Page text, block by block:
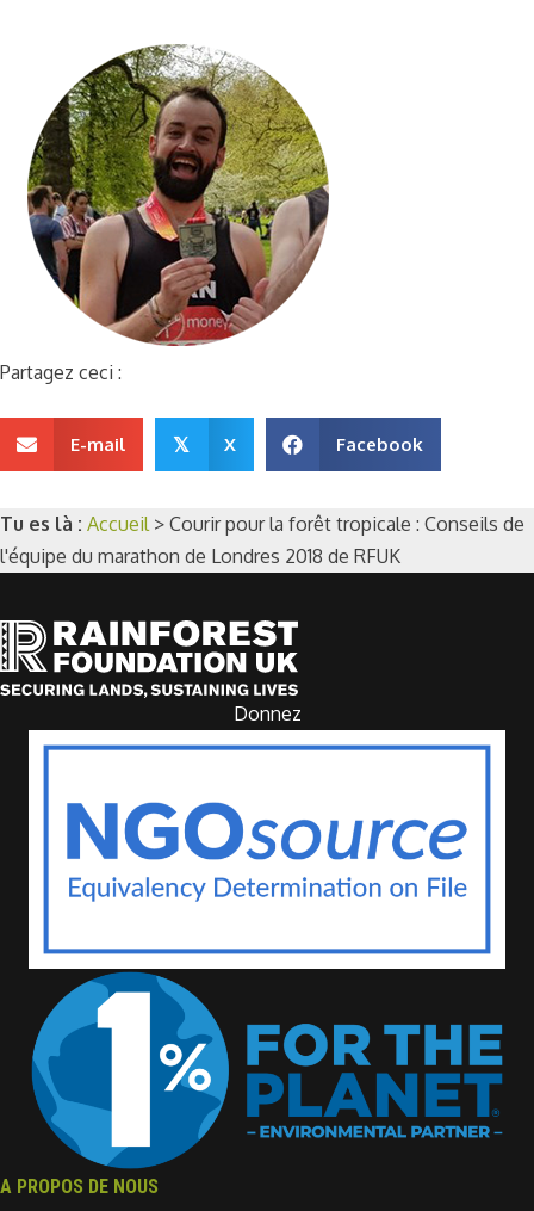
Partagez ceci :
E-mail 𝕏 X Facebook
Tu es là : Accueil > Courir pour la forêt tropicale : Conseils de
l'équipe du marathon de Londres 2018 de RFUK
Donnez
A PROPOS DE NOUS